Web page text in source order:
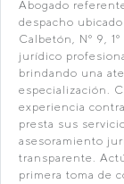
Abogado
despacho
Calbetón, Nº 9,
jurídico
brindando una
especialización.
experiencia
presta sus
asesoramiento
transparente.
primera toma de